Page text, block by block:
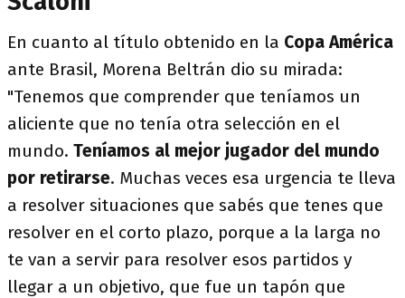
En cuanto al título obtenido en la Copa América
ante Brasil, Morena Beltrán dio su mirada:
"Tenemos que comprender que teníamos un
aliciente que no tenía otra selección en el
mundo. Teníamos al mejor jugador del mundo
por retirarse. Muchas veces esa urgencia te lleva
a resolver situaciones que sabés que tenes que
resolver en el corto plazo, porque a la larga no
te van a servir para resolver esos partidos y
llegar a un objetivo, que fue un tapón que